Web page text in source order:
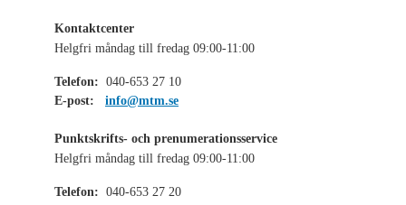
Kontaktcenter
Helgfri måndag till fredag 09:00-11:00
Telefon: 040-653 27 10
E-post:
info@mtm.se
Punktskrifts- och prenumerationsservice
Helgfri måndag till fredag 09:00-11:00
Telefon: 040-653 27 20